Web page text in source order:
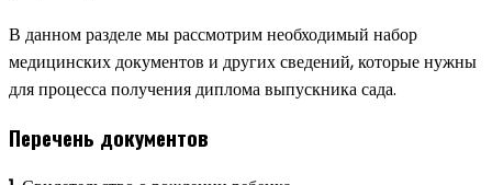
В данном разделе мы рассмотрим необходимый набор
медицинских документов и других сведений, которые нужны
для процесса получения диплома выпускника сада.
Перечень документов